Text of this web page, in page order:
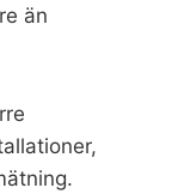
än